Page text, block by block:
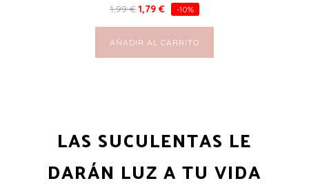
1,99€ 1,79 € -10%
AÑADIR AL CARRITO
LAS SUCULENTAS LE
DARÁN LUZ A TU VIDA